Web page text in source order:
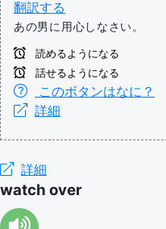
翻訳する
あの男に用心しなさい。
読めるようになる
話せるようになる
このボタンはなに？
詳細
詳細
watch over